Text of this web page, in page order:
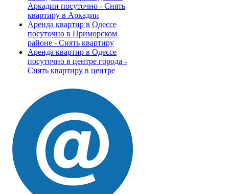
Аркадии посуточно - Снять
квартиру в Аркадии
Аренда квартир в Одессе
посуточно в Приморском
районе - Снять квартиру
Аренда квартир в Одессе
посуточно в центре города -
Снять квартиру в центре